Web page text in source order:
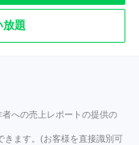
放題
への売上レポートの提供の
きます。(お客様を直接識別可